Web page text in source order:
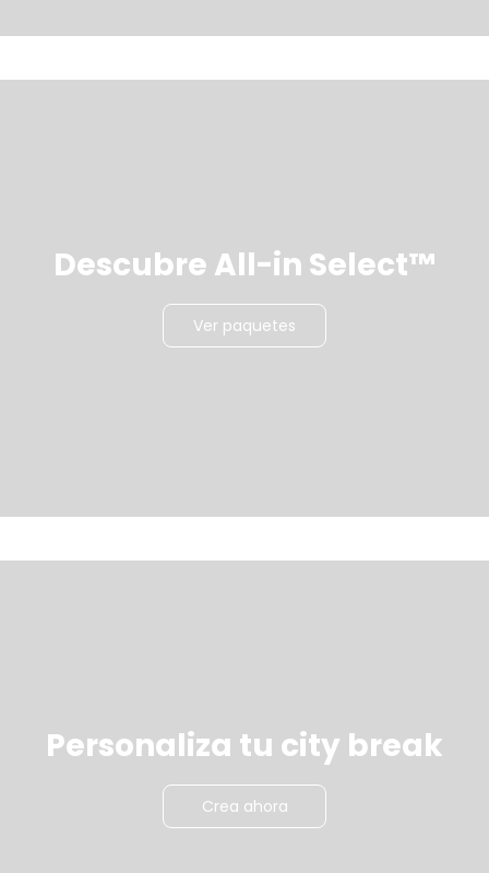
Descubre All-in Select™
Ver paquetes
Personaliza tu city break
Crea ahora